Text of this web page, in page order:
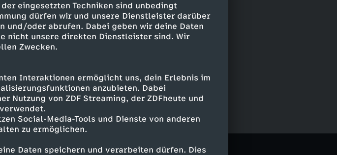
eingesetzten Techniken sind unbedingt
dürfen wir und unsere Dienstleister darüber
und/oder abrufen. Dabei geben wir deine Daten
nicht unsere direkten Dienstleister sind. Wir
Zwecken.
Interaktionen ermöglicht uns, dein Erlebnis im
anzubieten. Dabei
Nutzung von ZDF Streaming, der ZDFheute und
Social-Media-Tools und Dienste von anderen
zu ermöglichen.
Daten speichern und verarbeiten dürfen. Dies
Profi-
zu
einst
Untertitel